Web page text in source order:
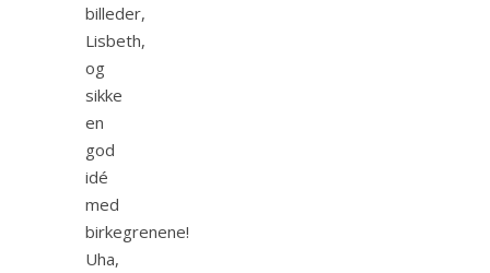
billeder,
Lisbeth,
og
sikke
en
god
idé
med
birkegrenene!
Uha,